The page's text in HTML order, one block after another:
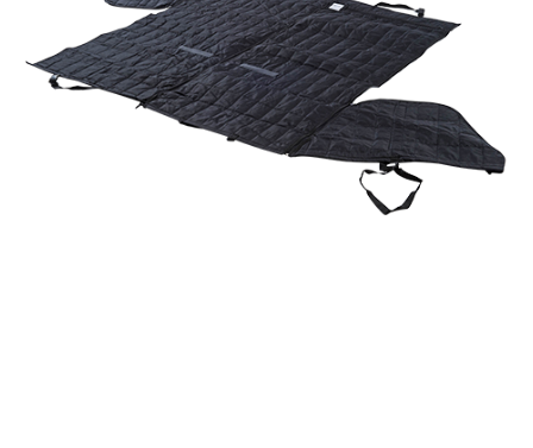
Starliner-Stoßstangenschutz